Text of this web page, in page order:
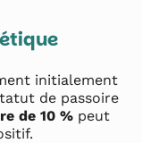
initialement
de passoire
de 10 % peut